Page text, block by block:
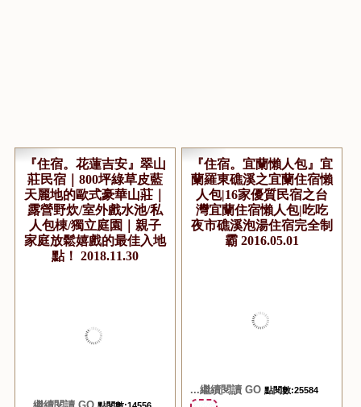
『住宿。花蓮吉安』翠山
莊民宿｜800坪綠草皮藍
天麗地的歐式豪華山莊｜
露營野炊/室外戲水池/私
人包棟/獨立庭園｜親子
家庭放鬆嬉戲的最佳入地
點！ 2018.11.30
『住宿。宜蘭懶人包』宜
蘭羅東礁溪之宜蘭住宿懶
人包|16家優質民宿之台
灣宜蘭住宿懶人包|吃吃
夜市礁溪泡湯住宿完全制
霸 2016.05.01
...繼續閱讀 GO 點閱數:25584